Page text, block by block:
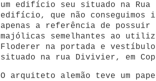
um edifício seu situado na Rua
edifício, que não conseguimos
apenas a referência de possuir
majólicas semelhantes ao
Floderer na portada e
situado na rua Divivier, em
O arquiteto alemão teve um